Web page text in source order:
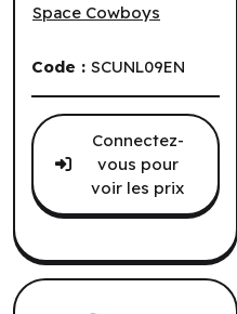
Space Cowboys
Code : SCUNL09EN
Connectez-
vous pour
voir les prix